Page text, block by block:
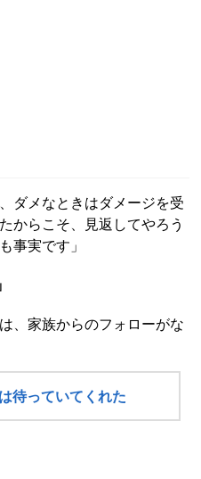
ダメなときはダメージを受
からこそ、見返してやろう
事実です」
、家族からのフォローがな
待っていてくれた